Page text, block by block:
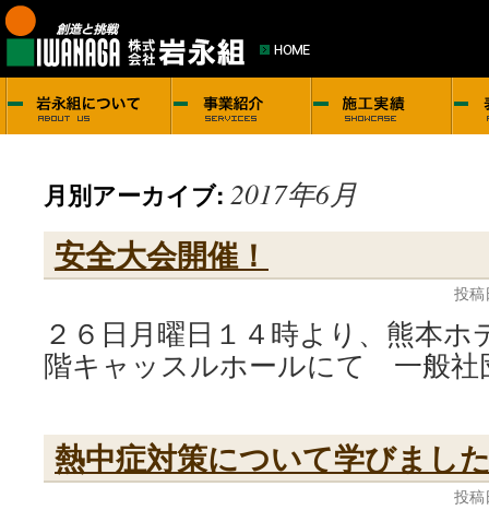
月別アーカイブ: 2017年6月
安全大会開催！
投稿
２６日月曜日１４時より、熊本
階キャッスルホールにて 一般
熱中症対策について学びまし
投稿